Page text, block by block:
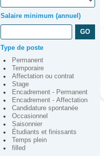
Salaire minimum (annuel)
Type de poste
Permanent
Temporaire
Affectation ou contrat
Stage
Encadrement - Permanent
Encadrement - Affectation
Candidature spontanée
Occasionnel
Saisonnier
Étudiants et finissants
Temps plein
filled